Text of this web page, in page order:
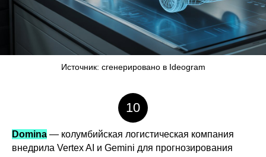
Источник: сгенерировано в Ideogram
10
Domina — колумбийская логистическая компания
внедрила Vertex AI и Gemini для прогнозирования